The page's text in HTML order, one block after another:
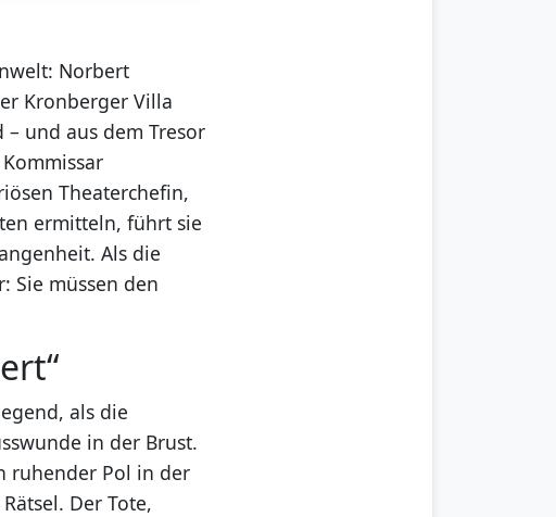
Norbert
Kronberger Villa
und aus dem Tresor
Theaterchefin,
ermitteln, führt sie
Als die
Sie müssen den
als die
in der Brust.
ruhender Pol in der
Der Tote,